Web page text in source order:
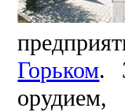
Горьком.